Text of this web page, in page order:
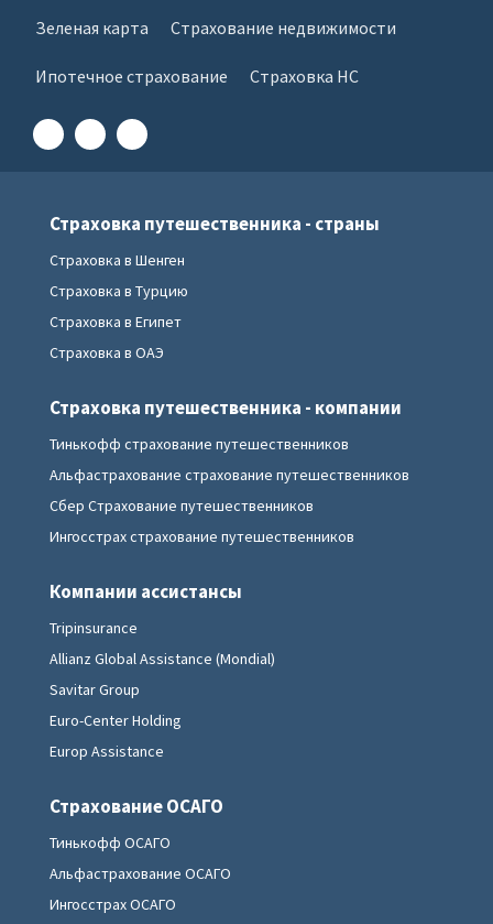
Зеленая карта Страхование недвижимости
Ипотечное страхование Страховка НС
Страховка путешественника - страны
Страховка в Шенген
Страховка в Турцию
Страховка в Египет
Страховка в ОАЭ
Страховка путешественника - компании
Тинькофф страхование путешественников
Альфастрахование страхование путешественников
Сбер Страхование путешественников
Ингосстрах страхование путешественников
Компании ассистансы
Tripinsurance
Allianz Global Assistance (Mondial)
Savitar Group
Euro-Center Holding
Europ Assistance
Страхование ОСАГО
Тинькофф ОСАГО
Альфастрахование ОСАГО
Ингосстрах ОСАГО